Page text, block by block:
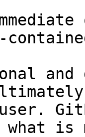
and
what